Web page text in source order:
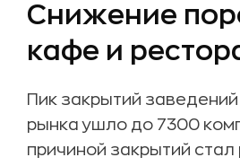
Снижение
кафе и
Пик закрытий
рынка ушло до 7300
причиной закрытий стал